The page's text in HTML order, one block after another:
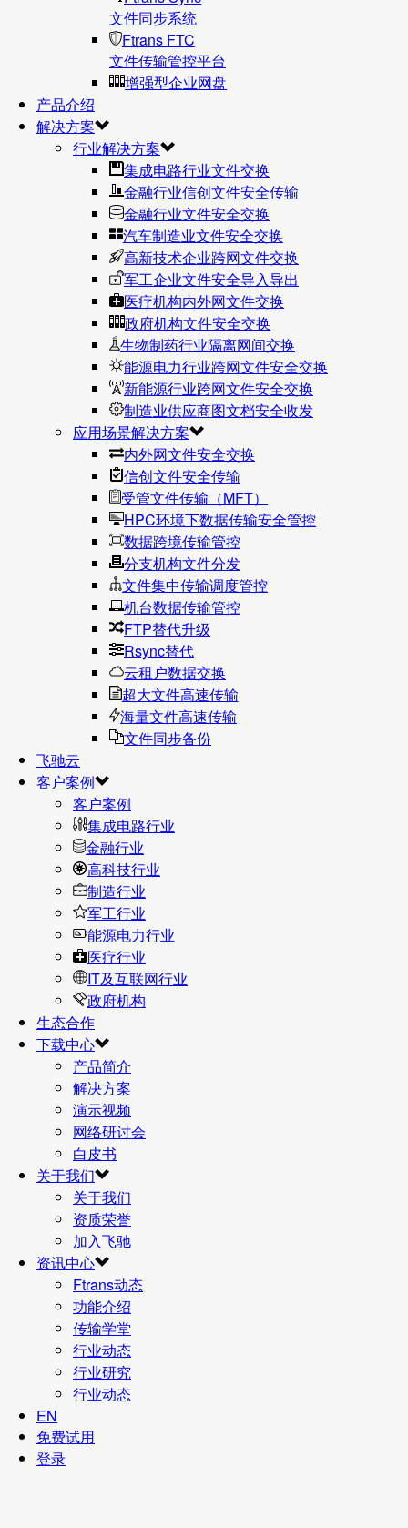
文件同步系统
Ftrans FTC
文件传输管控平台
增强型企业网盘
产品介绍
解决方案
行业解决方案
集成电路行业文件交换
金融行业信创文件安全传输
金融行业文件安全交换
汽车制造业文件安全交换
高新技术企业跨网文件交换
军工企业文件安全导入导出
医疗机构内外网文件交换
政府机构文件安全交换
生物制药行业隔离网间交换
能源电力行业跨网文件安全交换
新能源行业跨网文件安全交换
制造业供应商图文档安全收发
应用场景解决方案
内外网文件安全交换
信创文件安全传输
受管文件传输（MFT）
HPC环境下数据传输安全管控
数据跨境传输管控
分支机构文件分发
文件集中传输调度管控
机台数据传输管控
FTP替代升级
Rsync替代
云租户数据交换
超大文件高速传输
海量文件高速传输
文件同步备份
飞驰云
客户案例
客户案例
集成电路行业
金融行业
高科技行业
制造行业
军工行业
能源电力行业
医疗行业
IT及互联网行业
政府机构
生态合作
下载中心
产品简介
解决方案
演示视频
网络研讨会
白皮书
关于我们
关于我们
资质荣誉
加入飞驰
资讯中心
Ftrans动态
功能介绍
传输学堂
行业动态
行业研究
行业动态
EN
免费试用
登录